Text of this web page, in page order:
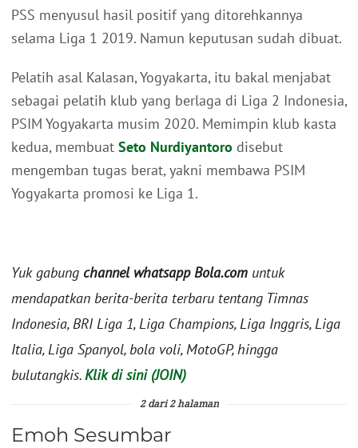
PSS menyusul hasil positif yang ditorehkannya
selama Liga 1 2019. Namun keputusan sudah dibuat.
Pelatih asal Kalasan, Yogyakarta, itu bakal menjabat
sebagai pelatih klub yang berlaga di Liga 2 Indonesia,
PSIM Yogyakarta musim 2020. Memimpin klub kasta
kedua, membuat Seto Nurdiyantoro disebut
mengemban tugas berat, yakni membawa PSIM
Yogyakarta promosi ke Liga 1.
Yuk gabung channel whatsapp Bola.com untuk
mendapatkan berita-berita terbaru tentang Timnas
Indonesia, BRI Liga 1, Liga Champions, Liga Inggris, Liga
Italia, Liga Spanyol, bola voli, MotoGP, hingga
bulutangkis.Klik di sini (JOIN)
2 dari 2 halaman
Emoh Sesumbar